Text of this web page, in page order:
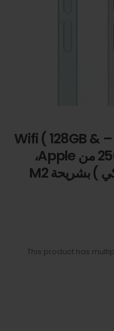
iPad Air مقاس 11 إنش – Wifi ( 128GB &
256GB & 512GB & 1TB) من Apple،
This product has